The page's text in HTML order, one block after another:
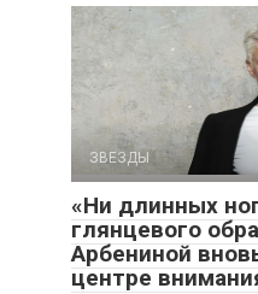
ЗВЕЗДЫ
«Ни длинных
глянцевого
Арбениной
центре